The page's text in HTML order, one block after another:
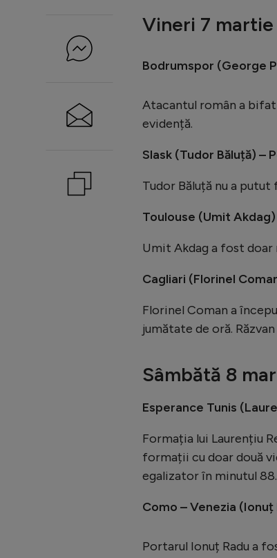
Vineri 7 martie
Bodrumspor (George
Atacantul român a bifat
evidență.
Slask (Tudor Băluță) –
Tudor Băluță nu a putut
Toulouse (Umit Akdag)
Umit Akdag a fost doar
Cagliari (Florinel
Florinel Coman a
jumătate de oră.
Sâmbătă 8
Esperance Tunis
Formația lui Laurențiu
formații cu doar două
egalizator în minutul 88.
Como – Venezia (Ionuț
Portarul Ionuț Radu a